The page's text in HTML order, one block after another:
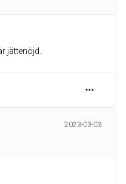
jättenöjd.
2023-03-03